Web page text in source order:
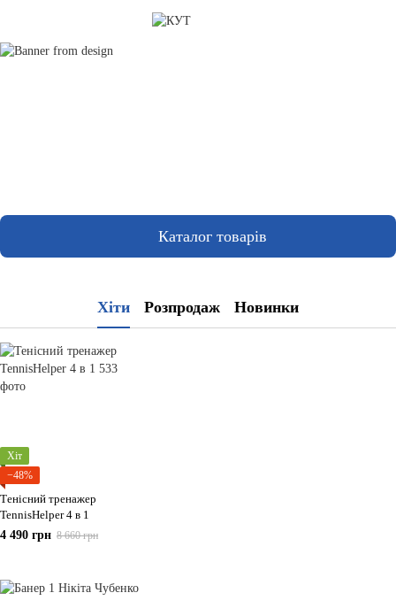
Каталог товарів
Хіти Розпродаж Новинки
Хіт
−48%
Тенісний тренажер
TennisHelper 4 в 1
4 490 грн 8 660 грн